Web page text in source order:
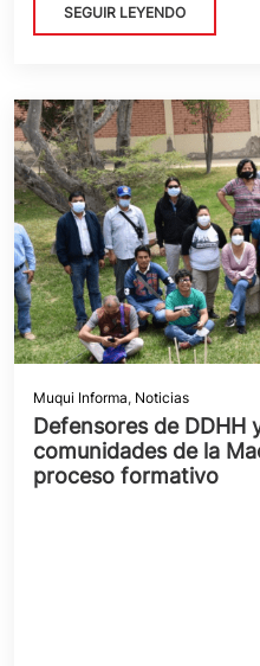
SEGUIR LEYENDO
Muqui Informa, Noticias
Defensores de DDHH
comunidades de la
proceso formativo